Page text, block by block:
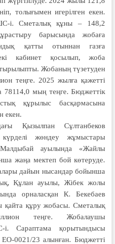
толығымен игерілген екен.
і. Сметалық құны – 148,2
барысында жобаға
қатты отыннан газға
кабинет қосылып, жоба
Жобаның түзетуден
теңге. 2025 жылға қажетті
мың теңге. Бюджеттік
құрылыс басқармасына
екен.
Қызылпан Сұлтанбеков
жөндеу жұмыстары
ауылында «Жайлы
жаңа мектеп бой көтеруде.
дайын нысандар бойынша
Құлан ауылы, Жібек жолы
орналасқан К. Бекебаев
қайта құру жобасы. Сметалық
теңге. Жобалаушы
і. Сараптама қорытындысы
0021/23 алынған. Бюджетті